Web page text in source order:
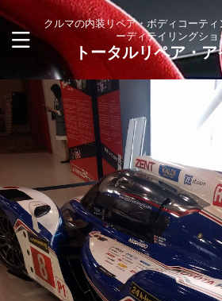
クルマの内装リペア・ボディコーテ
ーディテイリングショ
トータルリペア・